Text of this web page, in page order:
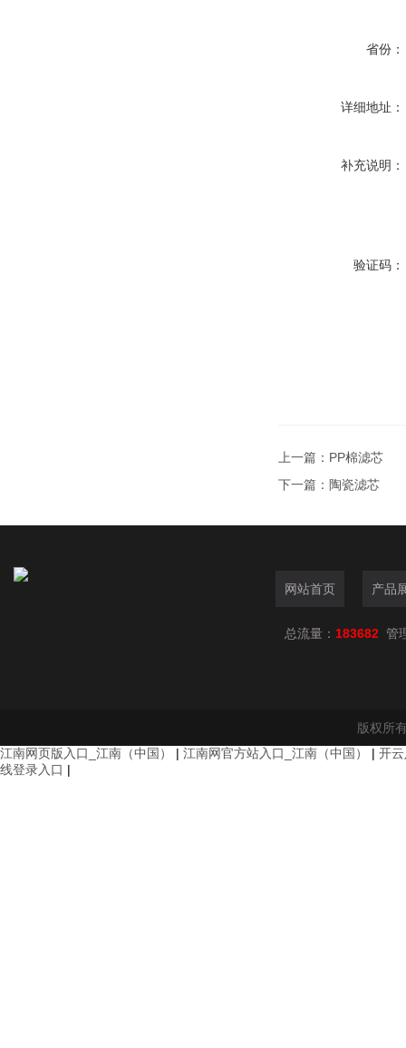
省份：
详细地址：
补充说明：
验证码：
上一篇： PP棉滤芯
下一篇： 陶瓷滤芯
网站首页 产品
总流量： 183682 管
版权所
江南网页版入口_江南（中国）
| 江南网官方站入口_江南（中国） | 开
线登录入口 |